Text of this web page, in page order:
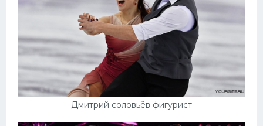
Дмитрий соловьёв фигурист